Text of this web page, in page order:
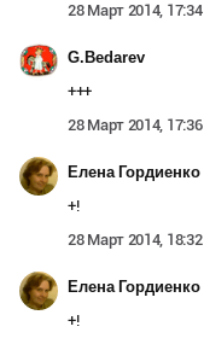
28 Март 2014, 17:34
G.Bedarev
+++
28 Март 2014, 17:36
Елена Гордиенко
+!
28 Март 2014, 18:32
Елена Гордиенко
+!